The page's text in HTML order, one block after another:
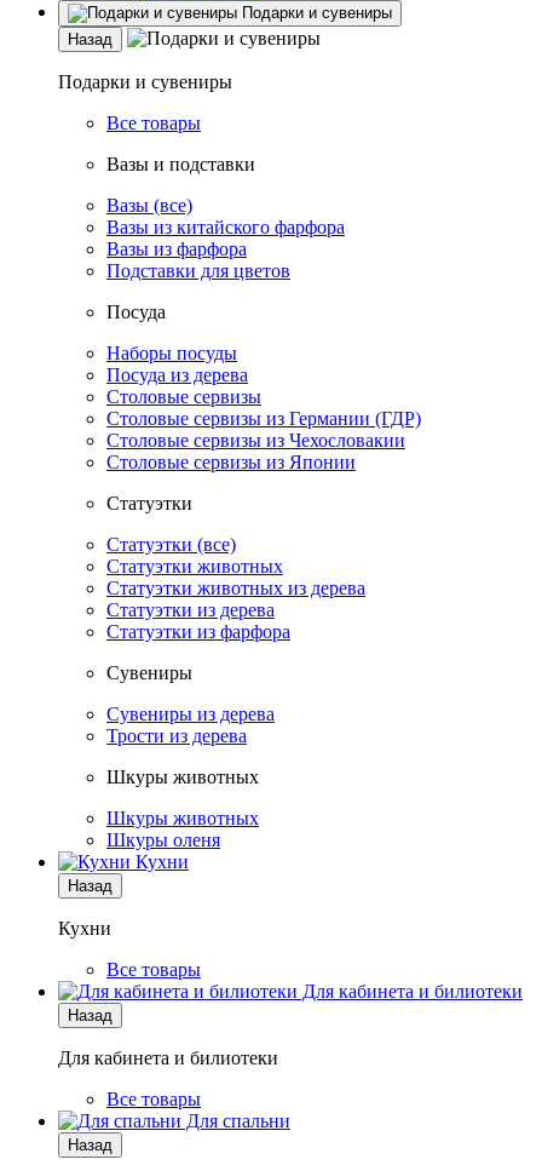
Подарки и сувениры
Назад
Подарки и сувениры
Все товары
Вазы и подставки
Вазы (все)
Вазы из китайского фарфора
Вазы из фарфора
Подставки для цветов
Посуда
Наборы посуды
Посуда из дерева
Столовые сервизы
Столовые сервизы из Германии (ГДР)
Столовые сервизы из Чехословакии
Столовые сервизы из Японии
Статуэтки
Статуэтки (все)
Статуэтки животных
Статуэтки животных из дерева
Статуэтки из дерева
Статуэтки из фарфора
Сувениры
Сувениры из дерева
Трости из дерева
Шкуры животных
Шкуры животных
Шкуры оленя
Кухни
Назад
Кухни
Все товары
Для кабинета и билиотеки
Назад
Для кабинета и билиотеки
Все товары
Для спальни
Назад